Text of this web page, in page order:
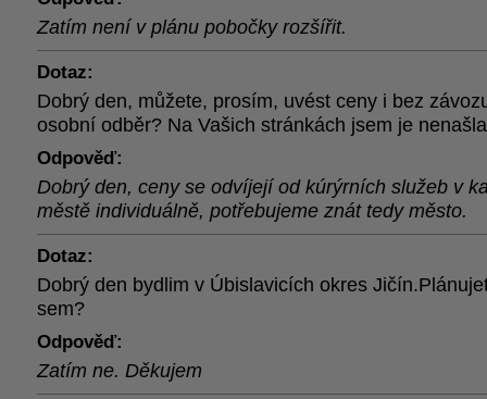
Zatím není v plánu pobočky rozšířit.
Dotaz:
Dobrý den, můžete, prosím, uvést ceny i bez
osobní odběr? Na Vašich stránkách jsem je
Odpověď:
Dobrý den, ceny se odvíjejí od kúrýrních služeb v
městě individuálně, potřebujeme znát tedy město.
Dotaz:
Dobrý den bydlim v Úbislavicích okres
sem?
Odpověď:
Zatím ne. Děkujem